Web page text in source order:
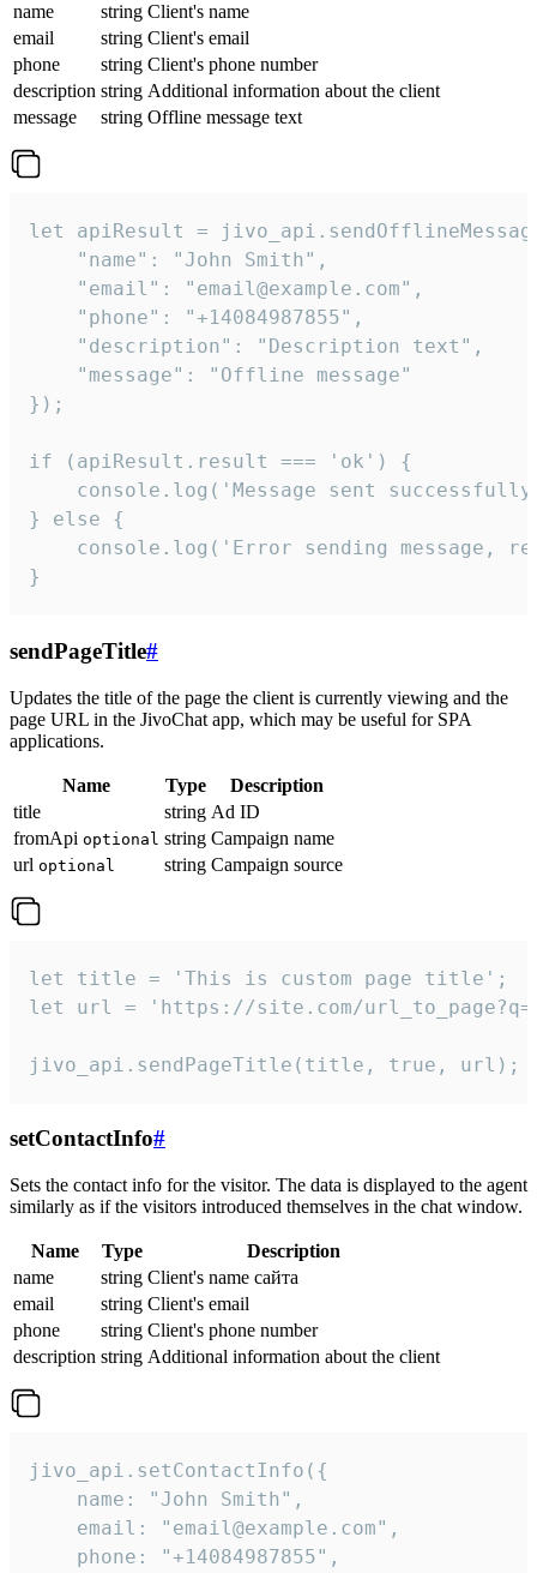
name
string Client's name
email
string Client's email
phone
string Client's phone number
description string Additional information about the client
message
string Offline message text
let apiResult =
    "name": "John Smith",
    "email": "email@example.com",
    "phone": "+14084987855",
    "description": "Description text",
    "message": "Offline message"
});
if (apiResult.result === 'ok') {
console.log('Message sent
} else {
console.log('Error sending message,
}
sendPageTitle#
Updates the title of the page the client is currently viewing and the
page URL in the JivoChat app, which may be useful for SPA
applications.
Name Type
Description
title
string Ad ID
fromApi optional string Campaign name
url optional string Campaign source
let title = 'This is custom page title';
let url = 'https://site.com/
jivo_api.sendPageTitle(title, true, url);
setContactInfo#
Sets the contact info for the visitor. The data is displayed to the agent
similarly as if the visitors introduced themselves in the chat window.
Name Type
Description
name
string Client's name сайта
email
string Client's email
phone
string Client's phone number
description string Additional information about the client
jivo_api.setContactInfo({
    name: "John Smith",
    email: "email@example.com",
    phone: "+14084987855",